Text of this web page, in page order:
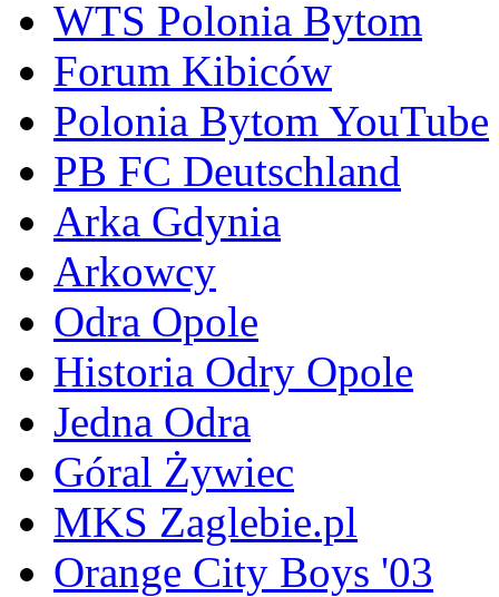
WTS Polonia Bytom
Forum Kibiców
Polonia Bytom YouTube
PB FC Deutschland
Arka Gdynia
Arkowcy
Odra Opole
Historia Odry Opole
Jedna Odra
Góral Żywiec
MKS Zaglebie.pl
Orange City Boys '03